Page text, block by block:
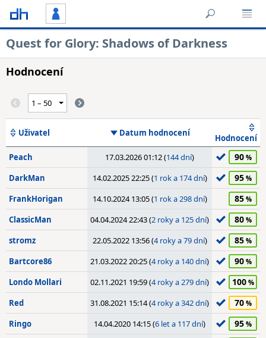
Quest for Glory: Shadows of Darkness
Hodnocení
Uživatel Datum hodnocení
Hodnocení
Peach
17.03.2026 01:12 (144 dní) 90
DarkMan 14.02.2025 22:25 (1 rok a 174 dní) 95
FrankHorigan 14.10.2024 13:05 (1 rok a 298 dní) 85
ClassicMan 04.04.2024 22:43 (2 roky a 125 dní) 80
stromz 22.05.2022 13:56 (4 roky a 79 dní) 85
Bartcore86 21.03.2022 20:25 (4 roky a 140 dní) 90
Londo Mollari 02.11.2021 19:59 (4 roky a 279 dní) 100
Red 31.08.2021 15:14 (4 roky a 342 dní) 70
Ringo 14.04.2020 14:15 (6 let a 117 dní) 95